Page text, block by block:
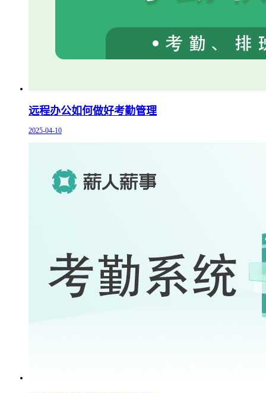
远程办公如何做好考勤管理
2025-04-10